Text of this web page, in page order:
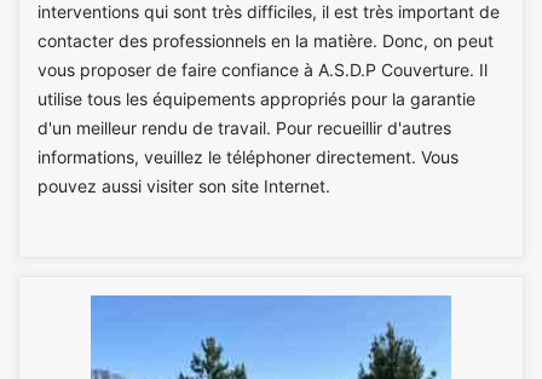
interventions qui sont très difficiles, il est très important de
contacter des professionnels en la matière. Donc, on peut
vous proposer de faire confiance à A.S.D.P Couverture. Il
utilise tous les équipements appropriés pour la garantie
d'un meilleur rendu de travail. Pour recueillir d'autres
informations, veuillez le téléphoner directement. Vous
pouvez aussi visiter son site Internet.